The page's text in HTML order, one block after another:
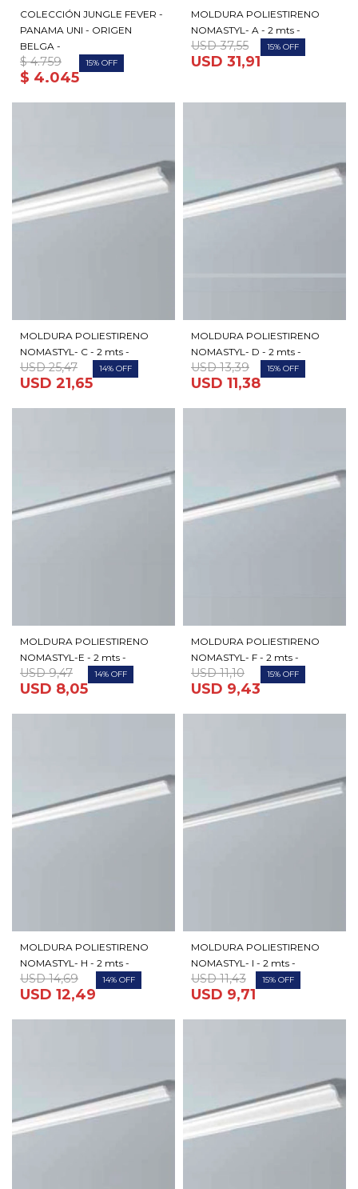
COLECCIÓN JUNGLE FEVER -
PANAMA UNI - ORIGEN
BELGA -
$ 4.045
$ 4.759 15
MOLDURA POLIESTIRENO
NOMASTYL- A - 2 mts -
USD 31,91
USD 37,55 15
MOLDURA POLIESTIRENO
NOMASTYL- C - 2 mts -
USD 21,65
USD 25,47 14
MOLDURA POLIESTIRENO
NOMASTYL- D - 2 mts -
USD 11,38
USD 13,39 15
MOLDURA POLIESTIRENO
NOMASTYL-E - 2 mts -
USD 8,05
USD 9,47 14
MOLDURA POLIESTIRENO
NOMASTYL- F - 2 mts -
USD 9,43
USD 11,10 15
MOLDURA POLIESTIRENO
NOMASTYL- H - 2 mts -
USD 12,49
USD 14,69 14
MOLDURA POLIESTIRENO
NOMASTYL- I - 2 mts -
USD 9,71
USD 11,43 15